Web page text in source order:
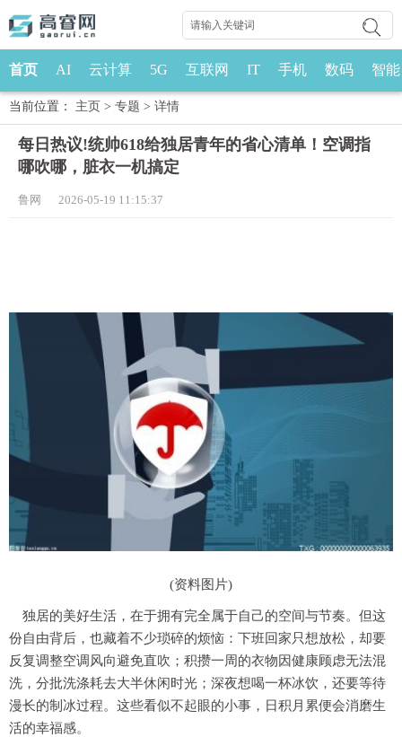
首页 AI 云计算 5G 互联网 IT 手机 数码 智能
当前位置： 主页 > 专题 > 详情
每日热议!统帅618给独居青年的省心清单！空调指
哪吹哪，脏衣一机搞定
鲁网 2026-05-19 11:15:37
(资料图片)
独居的美好生活，在于拥有完全属于自己的空间与节奏。但这
份自由背后，也藏着不少琐碎的烦恼：下班回家只想放松，却要
反复调整空调风向避免直吹；积攒一周的衣物因健康顾虑无法混
洗，分批洗涤耗去大半休闲时光；深夜想喝一杯冰饮，还要等待
漫长的制冰过程。这些看似不起眼的小事，日积月累便会消磨生
活的幸福感。